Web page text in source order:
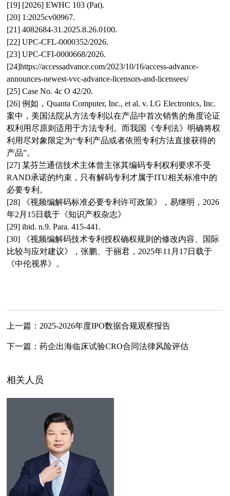
[19] [2026] EWHC 103 (Pat).
[20] 1:2025cv00967.
[21] 4082684-31.2025.8.26.0100.
[22] UPC-CFL-0000352/2026.
[23] UPC-CFI-0000668/2026.
[24]https://accessadvance.com/2023/10/16/access-advance-
announces-newest-vvc-advance-licensors-and-licensees/
[25] Case No. 4c O 42/20.
[26] 例如，Quanta Computer, Inc., et al. v. LG Electronics, Inc.
案中，美国法院从方法专利以在产品中首次销售的角度论证
权利用尽原则适用于方法专利。而我国《专利法》明确将权
利用尽对象限定为“专利产品或者依照专利方法直接获得的
产品”。
[27] 某芬兰通信技术主体曾主张其编码专利权利要求不受
RAND承诺的约束，只有解码专利才属于ITU相关标准中的
必要专利。
[28] 《视频编解码标准必要专利许可政策》，易继明，2026
年2月15日载于《知识产权杂志》
[29] ibid. n.9. Para. 415-441.
[30] 《视频编解码技术专利授权确权规则的修改内容、国际
比较与应对建议》，张鹏、于丽君，2025年11月17日载于
《中伦视界》。
上一篇： 2025-2026年度IPO数据合规观察报告
下一篇：药企出海临床试验CRO合同法律风险评估
相关人员